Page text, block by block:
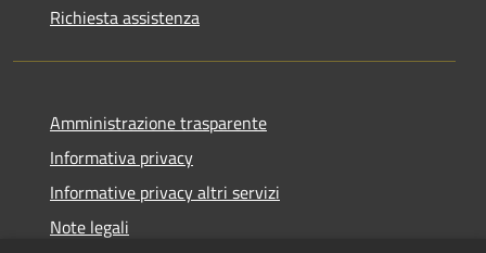
Richiesta assistenza
Amministrazione trasparente
Informativa privacy
Informative privacy altri servizi
Note legali